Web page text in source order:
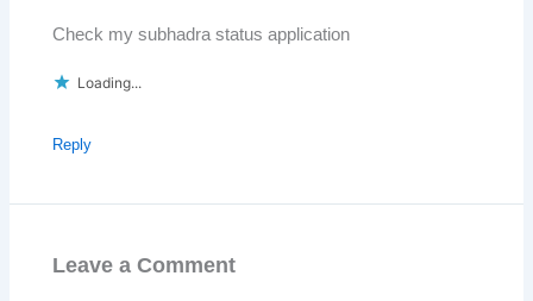
Check my subhadra status application
Loading...
Reply
Leave a Comment